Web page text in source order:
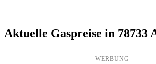
Aktuelle Gaspreise in 78733
WERBUNG